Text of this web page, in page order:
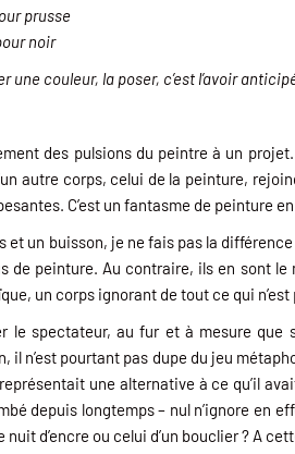
prusse
noir
une couleur, la poser, c’est l’avoir
des pulsions du peintre à un
autre corps, celui de la peinture,
C’est un fantasme de peinture
et un buisson, je ne fais pas la
de peinture. Au contraire, ils en sont
un corps ignorant de tout ce qui
le spectateur, au fur et à mesure que
il n’est pourtant pas dupe du jeu
une alternative à ce qu’il
depuis longtemps – nul n’ignore en
nuit d’encre ou celui d’un bouclier ? A